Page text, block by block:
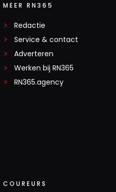
MEER RN365
Redactie
Service & contact
Adverteren
Werken bij RN365
RN365.agency
COUREURS